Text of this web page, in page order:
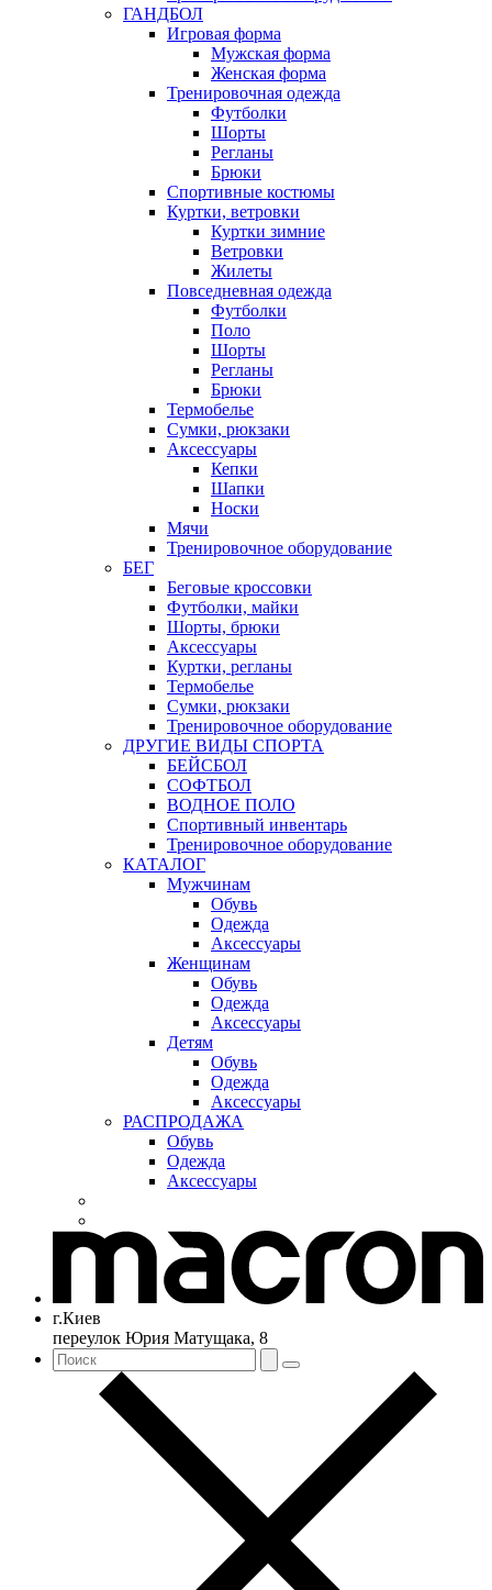
ГАНДБОЛ
Игровая форма
Мужская форма
Женская форма
Тренировочная одежда
Футболки
Шорты
Регланы
Брюки
Спортивные костюмы
Куртки, ветровки
Куртки зимние
Ветровки
Жилеты
Повседневная одежда
Футболки
Поло
Шорты
Регланы
Брюки
Термобелье
Сумки, рюкзаки
Аксессуары
Кепки
Шапки
Носки
Мячи
Тренировочное оборудование
БЕГ
Беговые кроссовки
Футболки, майки
Шорты, брюки
Аксессуары
Куртки, регланы
Термобелье
Сумки, рюкзаки
Тренировочное оборудование
ДРУГИЕ ВИДЫ СПОРТА
БЕЙСБОЛ
СОФТБОЛ
ВОДНОЕ ПОЛО
Спортивный инвентарь
Тренировочное оборудование
КАТАЛОГ
Мужчинам
Обувь
Одежда
Аксессуары
Женщинам
Обувь
Одежда
Аксессуары
Детям
Обувь
Одежда
Аксессуары
РАСПРОДАЖА
Обувь
Одежда
Аксессуары
г.Киев
переулок Юрия Матущака, 8